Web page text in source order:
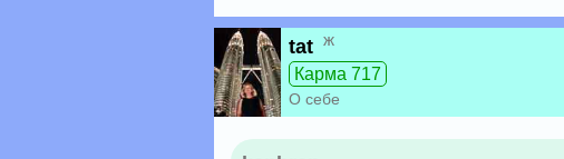
tat ж
Карма 717
О себе